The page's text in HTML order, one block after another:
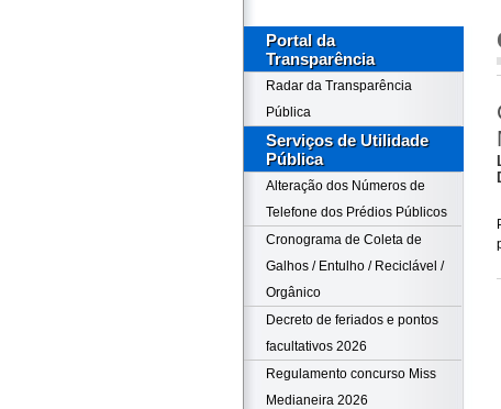
Portal da
Transparência
Radar da Transparência
Pública
Serviços de Utilidade
Pública
Alteração dos Números de
Telefone dos Prédios Públicos
Cronograma de Coleta de
Galhos / Entulho / Reciclável /
Orgânico
Decreto de feriados e pontos
facultativos 2026
Regulamento concurso Miss
Medianeira 2026